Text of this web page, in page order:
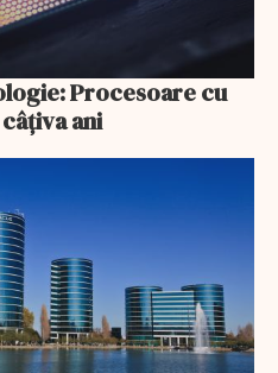
Procesoare cu
ani